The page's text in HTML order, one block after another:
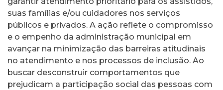
suas famílias e/ou cuidadores nos serviços
públicos e privados. A ação reflete o compromisso
e o empenho da administração municipal em
avançar na minimização das barreiras atitudinais
no atendimento e nos processos de inclusão. Ao
buscar desconstruir comportamentos que
prejudicam a participação social das pessoas com